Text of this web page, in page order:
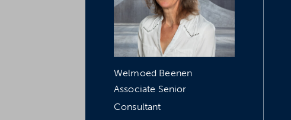
Welmoed Beenen
Associate Senior
Consultant